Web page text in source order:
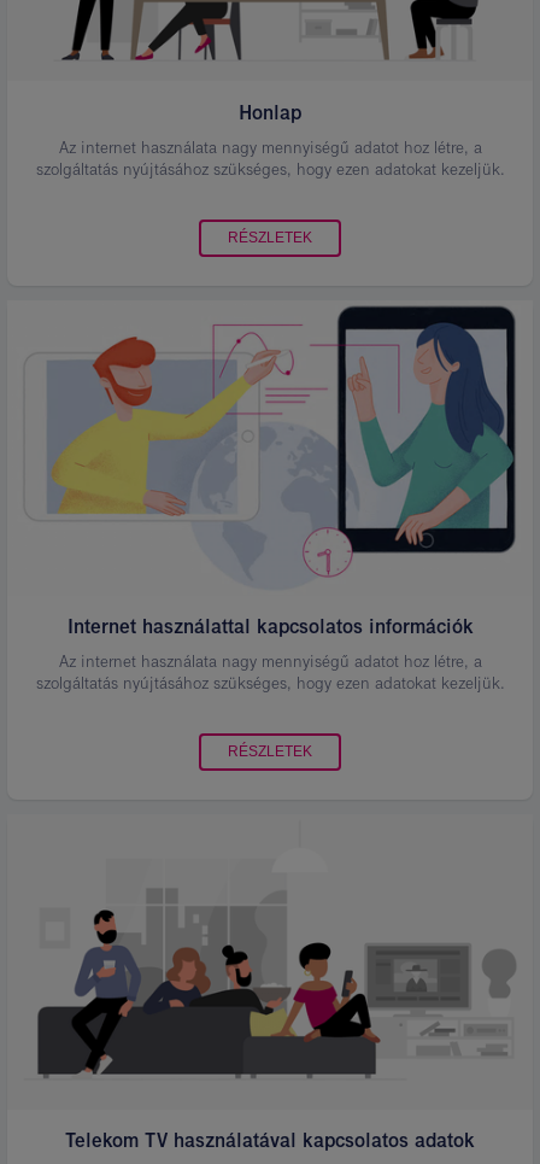
Honlap
Az internet használata nagy mennyiségű adatot hoz létre, a
szolgáltatás nyújtásához szükséges, hogy ezen adatokat kezeljük.
RÉSZLETEK
Internet használattal kapcsolatos információk
Az internet használata nagy mennyiségű adatot hoz létre, a
szolgáltatás nyújtásához szükséges, hogy ezen adatokat kezeljük.
RÉSZLETEK
Telekom TV használatával kapcsolatos adatok